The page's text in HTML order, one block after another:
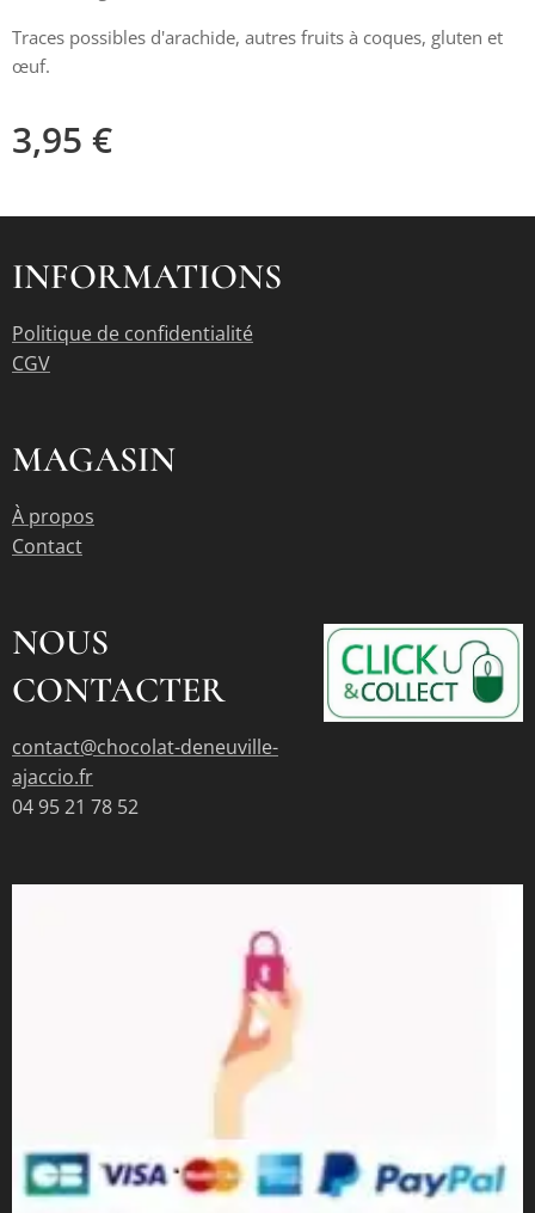
Traces possibles d'arachide, autres fruits à coques, gluten et
œuf.
3,95 €
INFORMATIONS
Politique de confidentialité
CGV
MAGASIN
À propos
Contact
NOUS
CONTACTER
contact@chocolat-deneuville-
ajaccio.fr
04 95 21 78 52